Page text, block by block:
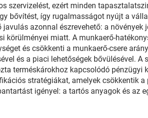
ezért minden
bővítést, így rugalmasságot nyújt a
azonnal észrevehető: a
miatt. A munkaerő-
és csökkenti a munkaerő-csere
és a piaci lehetőségek bővülésével.
terméskárokhoz kapcsolódó pénzügyi
stratégiákat, amelyek csökkentik
igényel: a tartós anyagok és az